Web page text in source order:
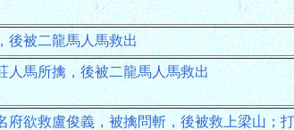
後被二龍馬人馬救出
人馬所擒，後被二龍馬人馬救出
欲救盧俊義，被擒問斬，後被救上梁山；